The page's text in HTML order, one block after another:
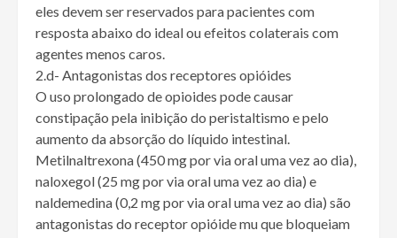
eles devem ser reservados para pacientes com
resposta abaixo do ideal ou efeitos colaterais com
agentes menos caros.
2.d- Antagonistas dos receptores opióides
O uso prolongado de opioides pode causar
constipação pela inibição do peristaltismo e pelo
aumento da absorção do líquido intestinal.
Metilnaltrexona (450 mg por via oral uma vez ao dia),
naloxegol (25 mg por via oral uma vez ao dia) e
naldemedina (0,2 mg por via oral uma vez ao dia) são
antagonistas do receptor opióide mu que bloqueiam